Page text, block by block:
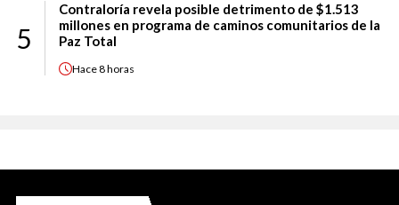
5
Contraloría revela posible detrimento de $1.513
millones en programa de caminos comunitarios de la
Paz Total
Hace8 horas